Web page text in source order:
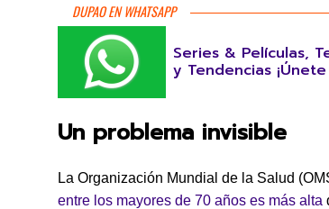
DUPAO EN WHATSAPP
Series & Películas,
y Tendencias
Un problema invisible
La Organización Mundial de la Salud
entre los mayores de 70 años es más alta